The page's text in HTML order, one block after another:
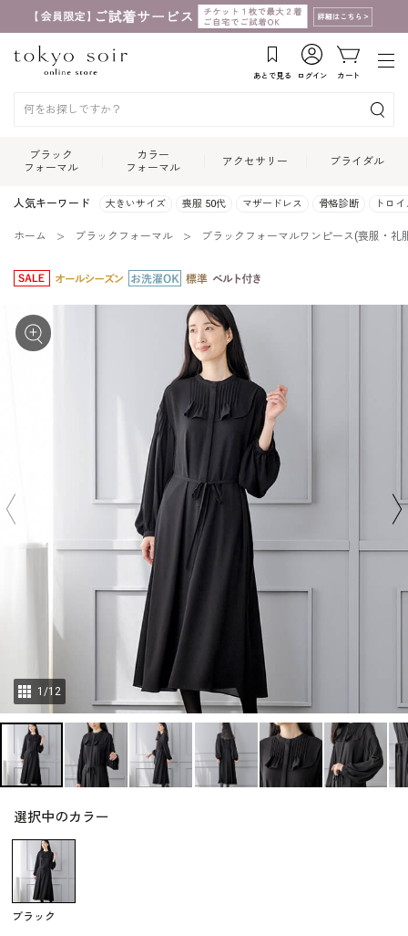
あとで見る ログイン カート
ブラック
フォーマル
カラー
フォーマル
アクセサリー ブライダル
人気キーワード 大きいサイズ 喪服 50代 マザードレス 骨格診断 トロ
ホーム ブラックフォーマル ブラックフォーマルワンピース(喪服・礼
1 /12
選択中のカラー
ブラック